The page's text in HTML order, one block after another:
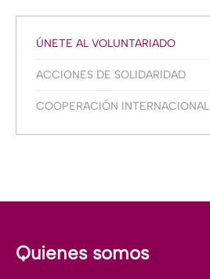
ÚNETE AL VOLUNTARIADO
ACCIONES DE SOLIDARIDAD
COOPERACIÓN INTERNACIONAL
Quienes somos